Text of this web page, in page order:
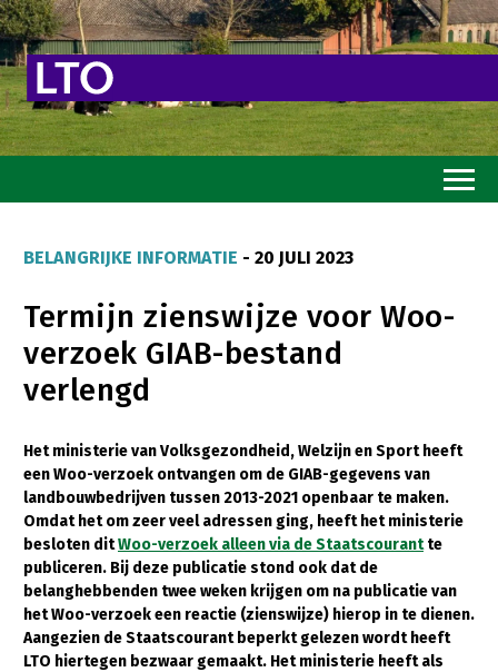
Goed eten
Mooi groen
Sterk ondernemerschap
Transitiepaden
Thema’s
Gezonde planten
Gezonde dieren
Natuur, klimaat en energie
Bodem en water
BELANGRIJKE INFORMATIE - 20 JULI 2023
Termijn zienswijze voor Woo-
verzoek GIAB-bestand
verlengd
Het ministerie van Volksgezondheid, Welzijn en Sport heeft
een Woo-verzoek ontvangen om de GIAB-gegevens van
landbouwbedrijven tussen 2013-2021 openbaar te maken.
Omdat het om zeer veel adressen ging, heeft het ministerie
besloten ditWoo-verzoek alleen via de Staatscourantte
publiceren. Bij deze publicatie stond ook dat de
belanghebbenden twee weken krijgen om na publicatie van
het Woo-verzoek een reactie (zienswijze) hierop in te dienen.
Aangezien de Staatscourant beperkt gelezen wordt heeft
LTO hiertegen bezwaar gemaakt. Het ministerie heeft als